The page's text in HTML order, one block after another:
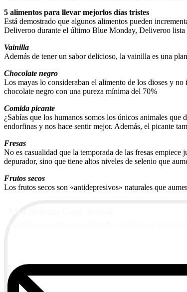
5 alimentos para llevar mejorlos días tristes
Está demostrado que algunos alimentos pueden
Deliveroo durante el último Blue Monday, Deliveroo lista
Vainilla
Además de tener un sabor delicioso, la vainilla es una
Chocolate negro
Los mayas lo consideraban el alimento de los dioses y
chocolate negro con una pureza mínima del 70%
Comida picante
¿Sabías que los humanos somos los únicos animales
endorfinas y nos hace sentir mejor. Además, el picante
Fresas
No es casualidad que la temporada de las fresas
depurador, sino que tiene altos niveles de selenio que
Frutos secos
Los frutos secos son «antidepresivos» naturales que